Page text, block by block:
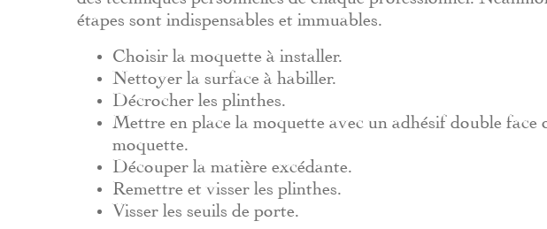
étapes sont indispensables et immuables.
Choisir la moquette à installer.
Nettoyer la surface à habiller.
Décrocher les plinthes.
Mettre en place la moquette avec un adhésif double face
moquette.
Découper la matière excédante.
Remettre et visser les plinthes.
Visser les seuils de porte.